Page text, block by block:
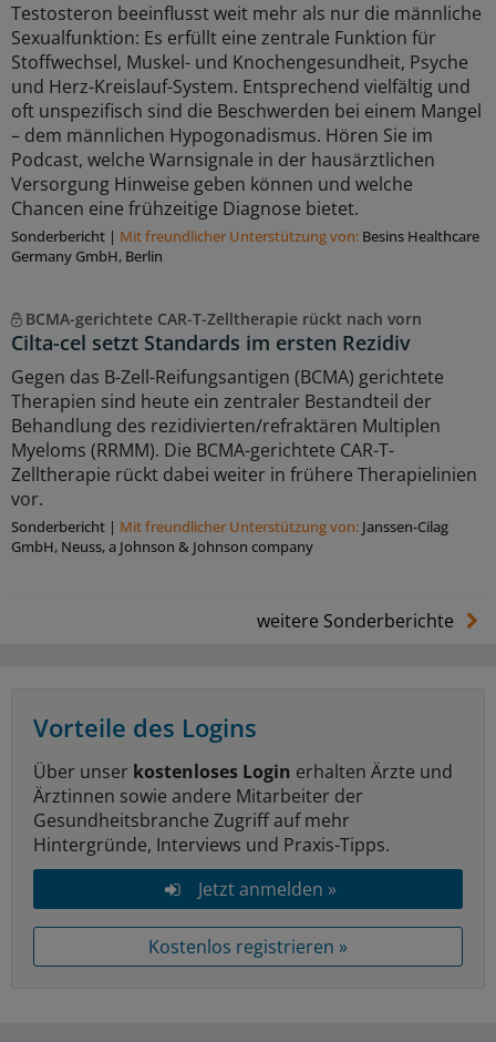
Testosteron beeinflusst weit mehr als nur die männliche
Sexualfunktion: Es erfüllt eine zentrale Funktion für
Stoffwechsel, Muskel- und Knochengesundheit, Psyche
und Herz-Kreislauf-System. Entsprechend vielfältig und
oft unspezifisch sind die Beschwerden bei einem Mangel
– dem männlichen Hypogonadismus. Hören Sie im
Podcast, welche Warnsignale in der hausärztlichen
Versorgung Hinweise geben können und welche
Chancen eine frühzeitige Diagnose bietet.
Sonderbericht | Mit freundlicher Unterstützung von: Besins Healthcare
Germany GmbH, Berlin
BCMA-gerichtete CAR-T-Zelltherapie rückt nach vorn
Cilta-cel setzt Standards im ersten Rezidiv
Gegen das B-Zell-Reifungsantigen (BCMA) gerichtete
Therapien sind heute ein zentraler Bestandteil der
Behandlung des rezidivierten/refraktären Multiplen
Myeloms (RRMM). Die BCMA-gerichtete CAR-T-
Zelltherapie rückt dabei weiter in frühere Therapielinien
vor.
Sonderbericht | Mit freundlicher Unterstützung von: Janssen-Cilag
GmbH, Neuss, a Johnson & Johnson company
weitere Sonderberichte
Vorteile des Logins
Über unser kostenloses Login erhalten Ärzte und
Ärztinnen sowie andere Mitarbeiter der
Gesundheitsbranche Zugriff auf mehr
Hintergründe, Interviews und Praxis-Tipps.
Jetzt anmelden »
Kostenlos registrieren »